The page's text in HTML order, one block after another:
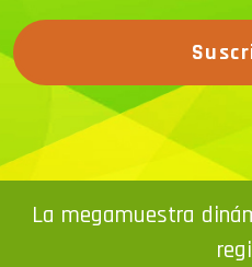
La megamuestra